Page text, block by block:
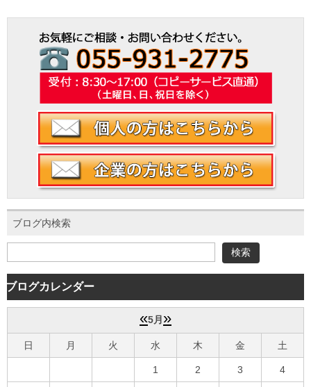
建築・土木の方へ
4D-WORKS
ブログ内検索
ブログカレンダー
«5月 »
日 月 火 水 木 金 土
1 2 3 4